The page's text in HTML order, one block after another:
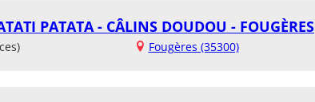
PATATA - CÂLINS DOUDOU - FOUGÈRES
Fougères (35300)